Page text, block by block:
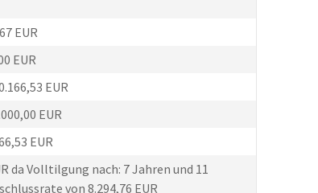
EUR
EUR
EUR
EUR
EUR
da Volltilgung nach: 7 Jahren und 11
von 8.294,76 EUR